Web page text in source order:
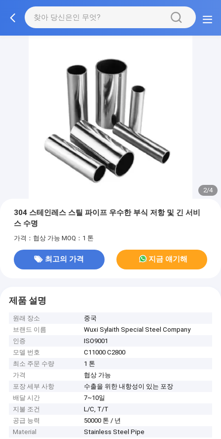
2/4
304 스테인레스 스틸 파이프 우수한 부식 저항 및 긴 서비
스 수명
가격：협상 가능 MOQ：1 톤
최고의 가격 지금 얘기해
제품 설명
원래 장소
중국
브랜드 이름
Wuxi Sylaith Special Steel Company
인증
ISO9001
모델 번호
C11000 C2800
최소 주문 수량
1 톤
가격
협상 가능
포장 세부 사항
수출을 위한 내항성이 있는 포장
배달 시간
7~10일
지불 조건
L/C, T/T
공급 능력
50000 톤 / 년
Material
Stainless Steel Pipe